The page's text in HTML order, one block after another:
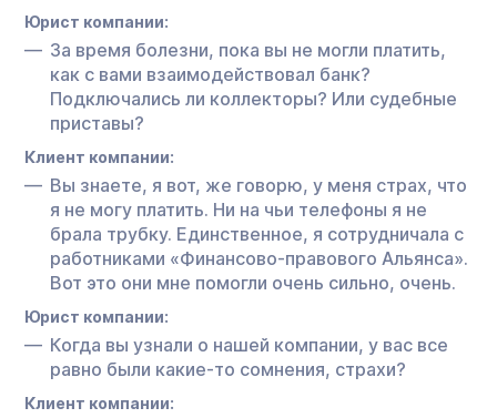
Юрист компании:
За время болезни, пока вы не могли платить,
как с вами взаимодействовал банк?
Подключались ли коллекторы? Или судебные
приставы?
Клиент компании:
Вы знаете, я вот, же говорю, у меня страх, что
я не могу платить. Ни на чьи телефоны я не
брала трубку. Единственное, я сотрудничала с
работниками «Финансово-правового Альянса».
Вот это они мне помогли очень сильно, очень.
Юрист компании:
Когда вы узнали о нашей компании, у вас все
равно были какие-то сомнения, страхи?
Клиент компании: